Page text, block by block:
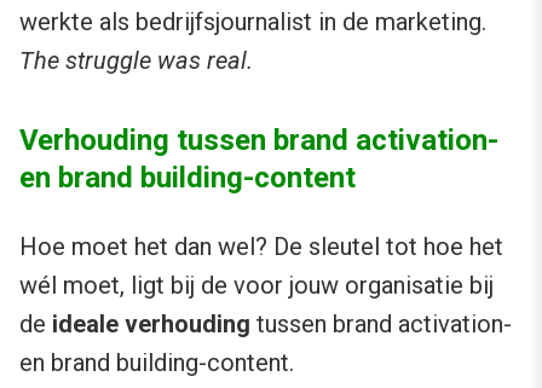
werkte als bedrijfsjournalist in de marketing.
The struggle was real.
Verhouding tussen brand activation-
en brand building-content
Hoe moet het dan wel? De sleutel tot hoe het
wél moet, ligt bij de voor jouw organisatie bij
de ideale verhouding tussen brand activation-
en brand building-content.